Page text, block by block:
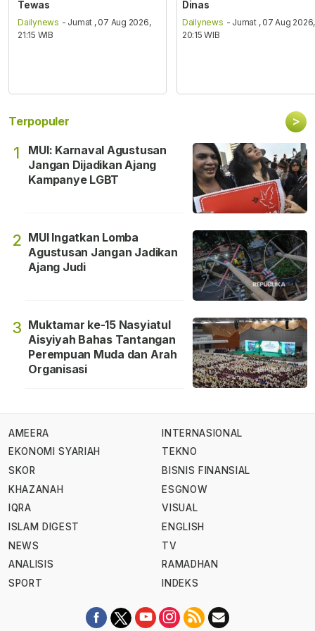
Tewas
Dailynews - Jumat , 07 Aug 2026,
21:15 WIB
Dinas
Dailynews - Jumat , 07 Aug 2026,
20:15 WIB
Terpopuler >
1
MUI: Karnaval Agustusan
Jangan Dijadikan Ajang
Kampanye LGBT
2 MUI Ingatkan Lomba
Agustusan Jangan Jadikan
Ajang Judi
3 Muktamar ke-15 Nasyiatul
Aisyiyah Bahas Tantangan
Perempuan Muda dan Arah
Organisasi
AMEERA
EKONOMI SYARIAH
SKOR
KHAZANAH
IQRA
ISLAM DIGEST
NEWS
ANALISIS
SPORT
INTERNASIONAL
TEKNO
BISNIS FINANSIAL
ESGNOW
VISUAL
ENGLISH
TV
RAMADHAN
INDEKS